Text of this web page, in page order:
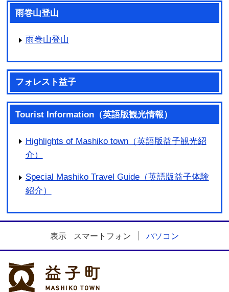
雨巻山登山
雨巻山登山
フォレスト益子
Tourist Information（英語版観光情報）
Highlights of Mashiko town（英語版益子観光紹
介）
Special Mashiko Travel Guide（英語版益子体験
紹介）
表示 スマートフォン パソコン